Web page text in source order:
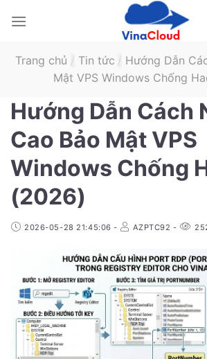
Trang chủ / Tin tức / Hướng Dẫn
Mật VPS Windows Chống
Hướng Dẫn Cách
Cao Bảo Mật VPS
Windows Chống
(2026)
2026-05-28 21:45:06 - AZPTC92 -